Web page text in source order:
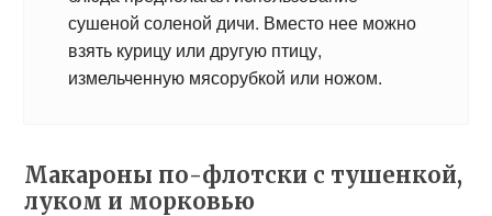
сушеной соленой дичи. Вместо нее можно
взять курицу или другую птицу,
измельченную мясорубкой или ножом.
Макароны по-флотски с тушенкой,
луком и морковью